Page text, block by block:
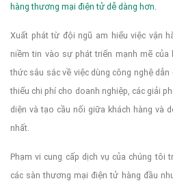
hàng thương mại điện tử dễ dàng hơn.
Xuất phát từ đội ngũ am hiểu việc vận
niềm tin vào sự phát triển mạnh mẽ
thức sâu sắc về việc dùng công nghệ
thiểu chi phí cho doanh nghiệp, các giải
diện và tạo cầu nối giữa khách hàng và
nhất.
Phạm vi cung cấp dịch vụ của chúng tôi
các sàn thương mại điện tử hàng đầu